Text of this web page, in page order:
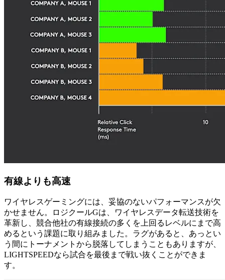
有線よりも高速
ワイヤレスゲーミングには、妥協のないパフォーマンスが欠
かせません。ロジクールGは、ワイヤレスデータ転送技術を
革新し、競合他社の有線接続の多くを上回るレベルにまで高
めるという課題に取り組みました。ラグがあると、あっとい
う間にトーナメントから脱落してしまうこともありますが、
LIGHTSPEEDなら試合を最後まで戦い抜くことができま
す。